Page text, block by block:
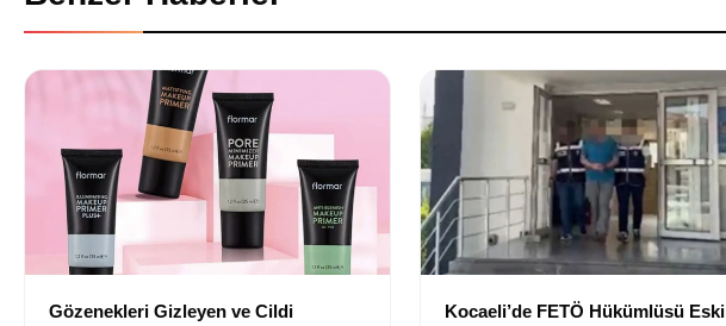
Gözenekleri Gizleyen ve Cildi
Kocaeli’de FETÖ Hükümlüsü Eski